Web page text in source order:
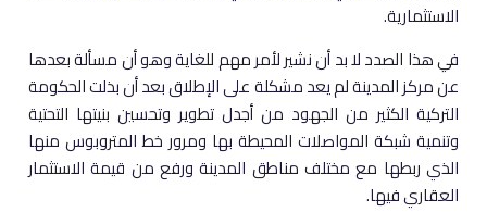
الاستثمارية.
في هذا الصدد لا بد أن نشير لأمر مهم للغاية وهو أن مسألة بعدها
عن مركز المدينة لم يعد مشكلة على الإطلاق بعد أن بذلت الحكومة
التركية الكثير من الجهود من أجدل تطوير وتحسين بنيتها التحتية
وتنمية شبكة المواصلات المحيطة بها ومرور خط المتروبوس منها
الذي ربطها مع مختلف مناطق المدينة ورفع من قيمة الاستثمار
العقاري فيها.